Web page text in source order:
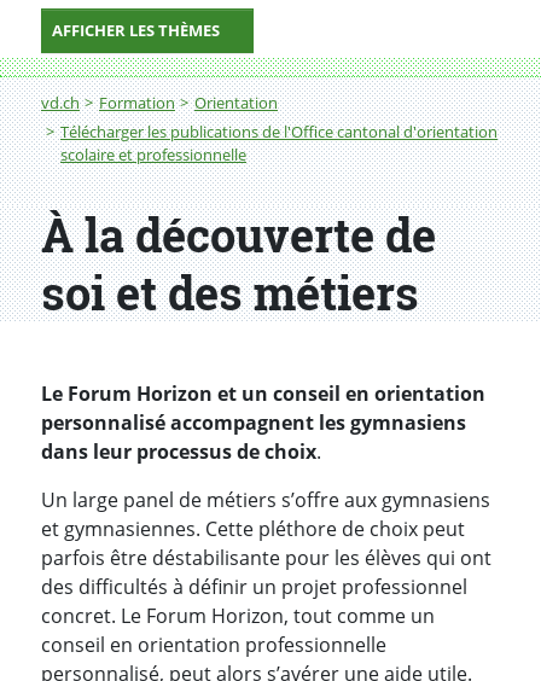
AFFICHER LES THÈMES
Fil d'Ariane
vd.ch Formation
Orientation
Télécharger les publications de l'Office cantonal d'orientation
scolaire et professionnelle
À la découverte de
soi et des métiers
Le Forum Horizon et un conseil en orientation
personnalisé accompagnent les gymnasiens
dans leur processus de choix.
Un large panel de métiers s’offre aux gymnasiens
et gymnasiennes. Cette pléthore de choix peut
parfois être déstabilisante pour les élèves qui ont
des difficultés à définir un projet professionnel
concret. Le Forum Horizon, tout comme un
conseil en orientation professionnelle
personnalisé, peut alors s’avérer une aide utile.